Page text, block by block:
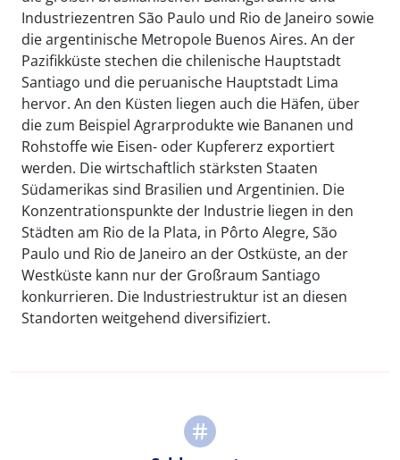
Industriezentren São Paulo und Rio de Janeiro sowie
die argentinische Metropole Buenos Aires. An der
Pazifikküste stechen die chilenische Hauptstadt
Santiago und die peruanische Hauptstadt Lima
hervor. An den Küsten liegen auch die Häfen, über
die zum Beispiel Agrarprodukte wie Bananen und
Rohstoffe wie Eisen- oder Kupfererz exportiert
werden. Die wirtschaftlich stärksten Staaten
Südamerikas sind Brasilien und Argentinien. Die
Konzentrationspunkte der Industrie liegen in den
Städten am Rio de la Plata, in Pôrto Alegre, São
Paulo und Rio de Janeiro an der Ostküste, an der
Westküste kann nur der Großraum Santiago
konkurrieren. Die Industriestruktur ist an diesen
Standorten weitgehend diversifiziert.